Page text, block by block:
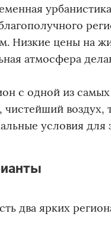
Низкие цены на
атмосфера
с одной из
воздух,
условия для
два ярких